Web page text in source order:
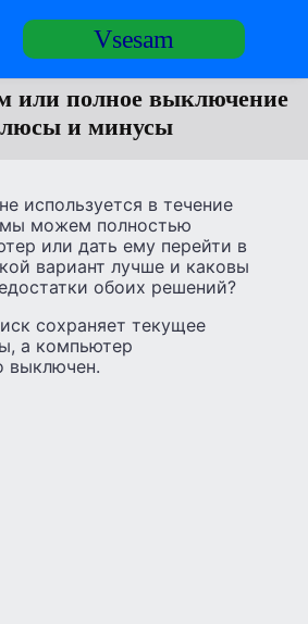
Vsesam
или полное выключение
и минусы
используется в течение
мы можем полностью
или дать ему перейти в
вариант лучше и каковы
обоих решений?
сохраняет текущее
а компьютер
выключен.